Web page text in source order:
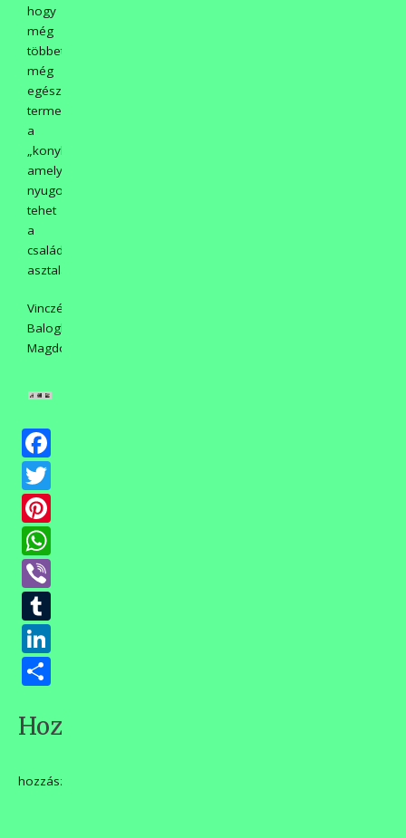
hogy
még
többet,
még
egészségesebbet
termeljen
a
„konyhakertész”,
amelyet
nyugodtan
tehet
a
család
asztalára.
Vinczéné
Balogh
Magdolna
Hozzászólások
hozzászólás